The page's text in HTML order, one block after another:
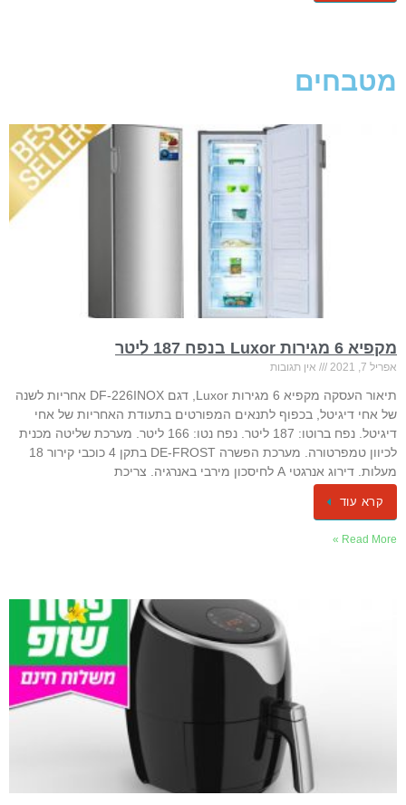
מטבחים
מקפיא 6 מגירות Luxor בנפח 187 ליטר
אפריל 7, 2021 אין תגובות
תיאור העסקה מקפיא 6 מגירות Luxor, דגם DF-226INOX אחריות לשנה
של אחי דיגיטל, בכפוף לתנאים המפורטים בתעודת האחריות של אחי
דיגיטל. נפח ברוטו: 187 ליטר. נפח נטו: 166 ליטר. מערכת שליטה מכנית
לכיוון טמפרטורה. מערכת הפשרה DE-FROST בתקן 4 כוכבי קירור 18
מעלות. דירוג אנרגטי A לחיסכון מירבי באנרגיה. צריכת
קרא עוד
Read More »